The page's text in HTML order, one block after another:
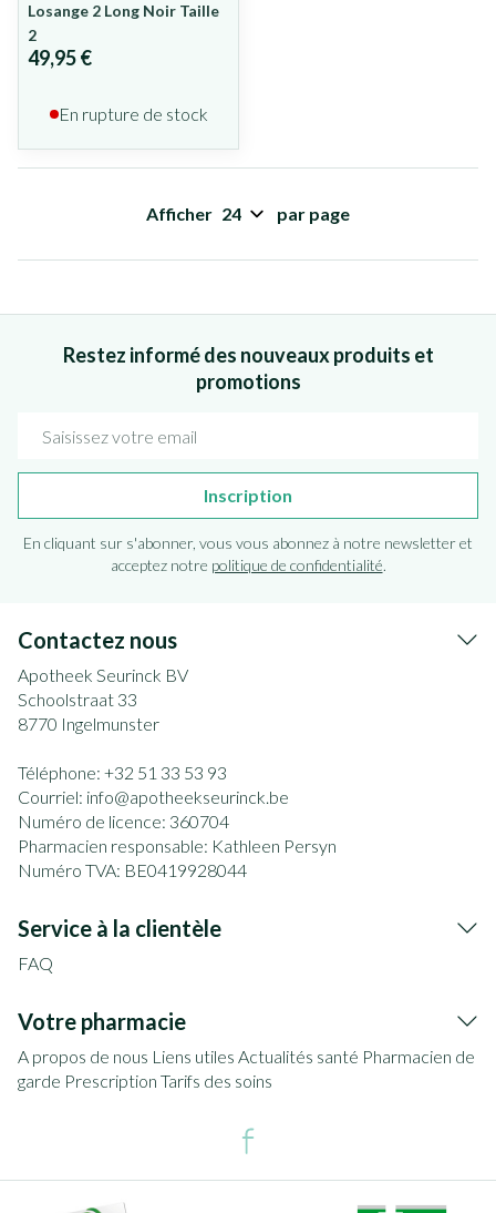
Losange 2 Long Noir Taille
2
49,95 €
En rupture de stock
Afficher par page
Restez informé des nouveaux produits et
promotions
Inscription
En cliquant sur s'abonner, vous vous abonnez à notre newsletter et
acceptez notre politique de confidentialité.
Contactez nous
Apotheek Seurinck BV
Schoolstraat 33
8770 Ingelmunster
Téléphone: +32 51 33 53 93
Courriel: info@apotheekseurinck.be
Numéro de licence: 360704
Pharmacien responsable: Kathleen Persyn
Numéro TVA: BE0419928044
Service à la clientèle
FAQ
Votre pharmacie
A propos de nous Liens utiles Actualités santé Pharmacien de
garde Prescription Tarifs des soins